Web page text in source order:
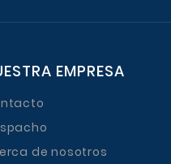
EMPRESA
de nosotros